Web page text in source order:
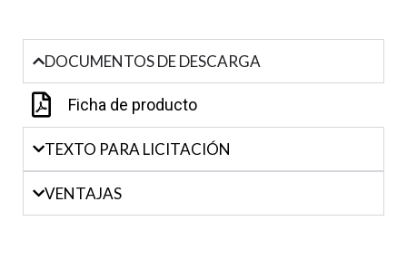
DOCUMENTOS DE DESCARGA
Ficha de producto
TEXTO PARA LICITACIÓN
VENTAJAS